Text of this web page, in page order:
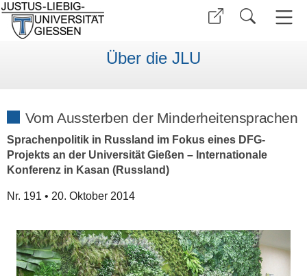
Über die JLU
Vom Aussterben der Minderheitensprachen
Sprachenpolitik in Russland im Fokus eines DFG-
Projekts an der Universität Gießen – Internationale
Konferenz in Kasan (Russland)
Nr. 191 • 20. Oktober 2014